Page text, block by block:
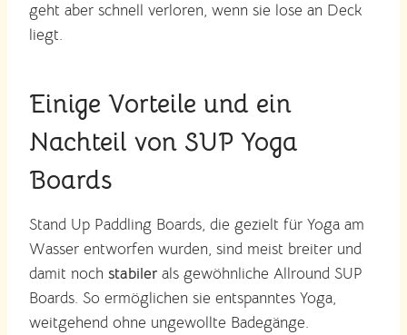
geht aber schnell verloren, wenn sie lose an Deck
liegt.
Einige Vorteile und ein
Nachteil von SUP Yoga
Boards
Stand Up Paddling Boards, die gezielt für Yoga am
Wasser entworfen wurden, sind meist breiter und
damit noch stabiler als gewöhnliche Allround SUP
Boards. So ermöglichen sie entspanntes Yoga,
weitgehend ohne ungewollte Badegänge.